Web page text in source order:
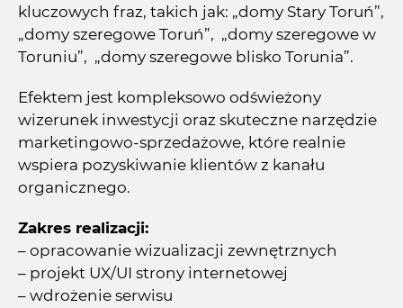
kluczowych fraz, takich jak: „domy Stary Toruń”,
„domy szeregowe Toruń”, „domy szeregowe w
Toruniu”, „domy szeregowe blisko Torunia”.
Efektem jest kompleksowo odświeżony
wizerunek inwestycji oraz skuteczne narzędzie
marketingowo-sprzedażowe, które realnie
wspiera pozyskiwanie klientów z kanału
organicznego.
Zakres realizacji:
– opracowanie wizualizacji zewnętrznych
– projekt UX/UI strony internetowej
– wdrożenie serwisu